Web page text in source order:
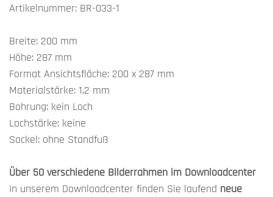
Artikelnummer: BR-033-1
Breite: 200 mm
Höhe: 287 mm
Format Ansichtsfläche: 200 x 287 mm
Materialstärke: 1,2 mm
Bohrung: kein Loch
Lochstärke: keine
Sockel: ohne Standfuß
Über 50 verschiedene Bilderrahmen im Downloadcenter
In unserem Downloadcenter finden Sie laufend neue